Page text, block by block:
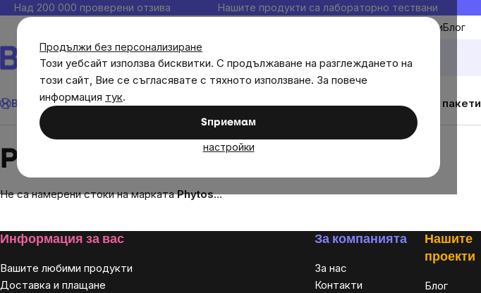
Продължи без персонализиране
Този уебсайт използва бисквитки. С продължаване на разглеждането на
този сайт, Вие се съгласявате с тяхното използване. За повече
информация тук.
Sпpиeмaм
настройки
Прескочи
към
съдържанието
Над 200 000 проверени отзива Нашите продукти са лабораторно тествани
Моите любимиБлог
Brainmax Имунитет Акции💪 WomenPowerЦелиДиетични добавкиИзгодни пакети
Phytos
Не са намерени стоки на маркатаPhytos...
Footer
Информация за вас
Вашите любими продукти
Доставка и плащане
За компанията
За нас
Контакти
Нашите
проекти
Блог